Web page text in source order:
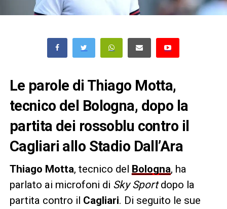
Le parole di Thiago Motta,
tecnico del Bologna, dopo la
partita dei rossoblu contro il
Cagliari allo Stadio Dall’Ara
Thiago Motta, tecnico del Bologna, ha
parlato ai microfoni di Sky Sportdopo la
partita contro il Cagliari. Di seguito le sue